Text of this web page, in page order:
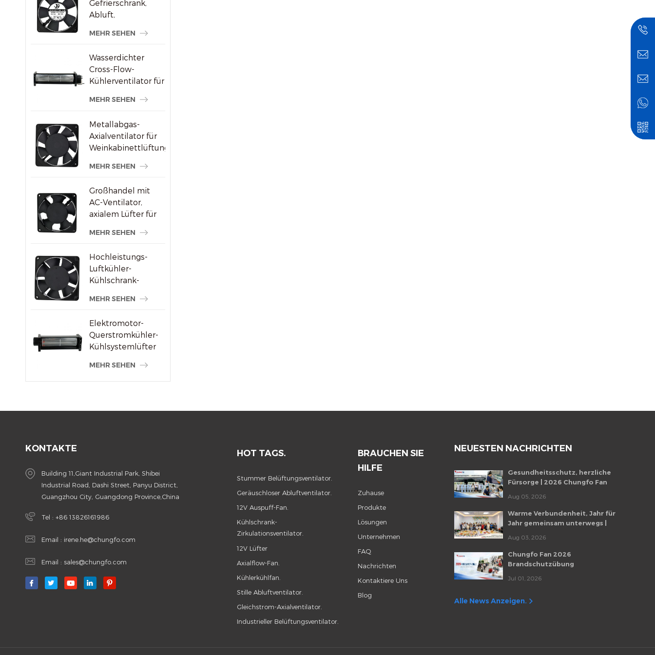
Gefrierschrank,
Abluft,
Axialventilator
MEHR SEHEN
Wasserdichter
Cross-Flow-
Kühlerventilator für
MEHR SEHEN
Metallabgas-
Axialventilator für
Weinkabinettlüftung
MEHR SEHEN
Großhandel mit
AC-Ventilator,
axialem Lüfter für
MEHR SEHEN
Hochleistungs-
Luftkühler-
Kühlschrank-
x 120 x 38 mm
MEHR SEHEN
Elektromotor-
Querstromkühler-
Kühlsystemlüfter
MEHR SEHEN
KONTAKTE
Building 11,Giant Industrial Park, Shibei
Industrial Road, Dashi Street, Panyu District,
Guangzhou City, Guangdong Province,China
Tel : +86 13826161986
Email : irene.he@chungfo.com
Email : sales@chungfo.com
HOT TAGS.
Stummer Belüftungsventilator.
Geräuschloser Abluftventilator.
12V Auspuff-Fan.
Kühlschrank-
Zirkulationsventilator.
12V Lüfter
Axialflow-Fan.
Kühlerkühlfan.
Stille Abluftventilator.
Gleichstrom-Axialventilator.
Industrieller Belüftungsventilator.
BRAUCHEN SIE
HILFE
Zuhause
Produkte
Lösungen
Unternehmen
FAQ
Nachrichten
Kontaktiere Uns
Blog
NEUESTEN NACHRICHTEN
Gesundheitsschutz, herzliche
Fürsorge | 2026 Chungfo Fan
Veranstaltung
Aug 05, 2026
Warme Verbundenheit, Jahr für
Jahr gemeinsam unterwegs |
Geburtstagsfeier von Chungfo Fan
Aug 03, 2026
Chungfo Fan 2026
Brandschutzübung
Jul 01, 2026
Alle News Anzeigen.